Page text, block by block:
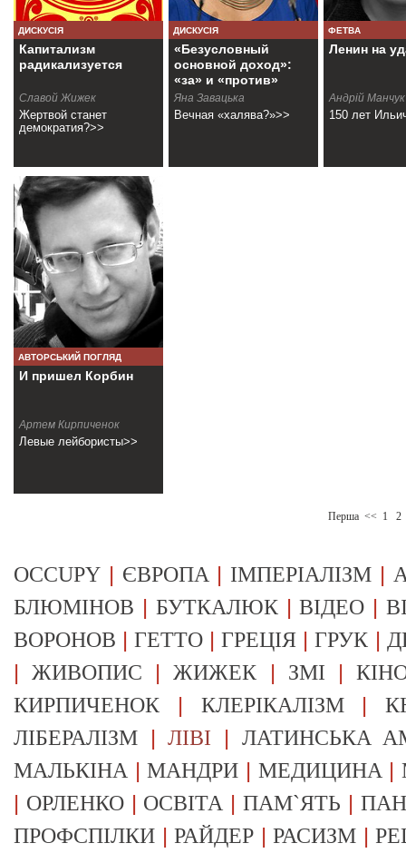
ДИСКУСІЯ
Капитализм
радикализуется
Славой Жижек
Жертвой станет
демократия?>>
ДИСКУСІЯ
«Безусловный
основной доход»:
«за» и «против»
Яна Завацька
Вечная «халява?»>>
ФЕТВА
Ленин на
Андрій Манчук
150 лет
АВТОРСЬКИЙ ПОГЛЯД
И пришел Корбин
Артем Кирпиченок
Левые лейбористы>>
Перша << 1 2
OCCUPY | ЄВРОПА | ІМПЕРІАЛІЗМ |
БЛЮМІНОВ | БУТКАЛЮК|ВІДЕО |
ВОРОНОВ |ГЕТТО |ГРЕЦІЯ |ГРУК |
|ЖИВОПИС |ЖИЖЕК | ЗМІ |
КИРПИЧЕНОК | КЛЕРІКАЛІЗМ|
ЛІБЕРАЛІЗМ |ЛІВІ | ЛАТИНСЬКА
МАЛЬКІНА |МАНДРИ | МЕДИЦИНА |
| ОРЛЕНКО| ОСВІТА |ПАМ`ЯТЬ |
ПРОФСПІЛКИ |РАЙДЕР |РАСИЗМ |